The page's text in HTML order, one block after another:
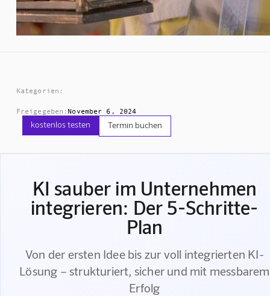
Kategorien:
Freigegeben: November 6, 2024
kostenlos testen Termin buchen
KI sauber im Unternehmen
integrieren: Der 5-Schritte-
Plan
Von der ersten Idee bis zur voll integrierten KI-
Lösung – strukturiert, sicher und mit messbarem
Erfolg